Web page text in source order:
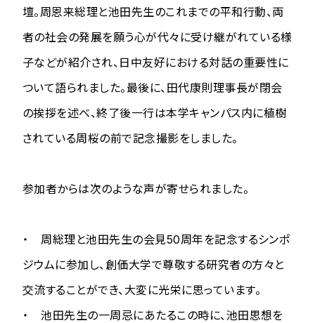
壇。周恩来総理と池田先生のこれまでの平和行動、両
者の社会の発展を願う心が代々に受け継がれている様
子などが紹介され、日中友好における対話の重要性に
ついて語られました。最後に、田代康則理事長が閉会
の挨拶を述べ、終了後一行は本学キャンパス内に植樹
されている周桜の前で記念撮影をしました。
参加者からは次のような声が寄せられました。
・ 周総理と池田先生の会見50周年を記念するシンポ
ジウムに参加し、創価大学で尊敬する研究者の方々と
交流することができ、大変に光栄に思っています。
・ 池田先生の一周忌にあたるこの時に、池田思想を